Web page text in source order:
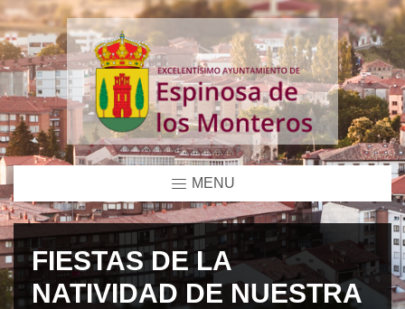
MENU
FIESTAS DE LA
NATIVIDAD DE NUESTRA